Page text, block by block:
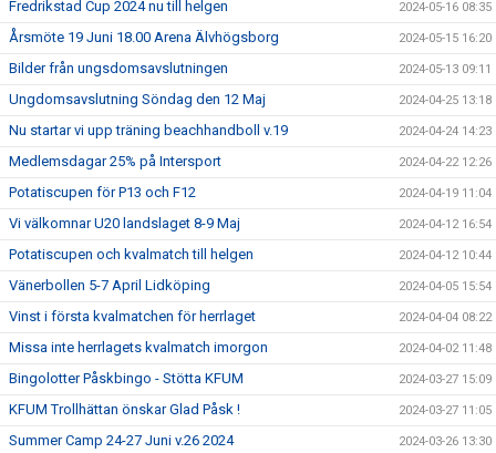
Fredrikstad Cup 2024 nu till helgen 2024-05-16 08:35
Årsmöte 19 Juni 18.00 Arena Älvhögsborg 2024-05-15 16:20
Bilder från ungsdomsavslutningen 2024-05-13 09:11
Ungdomsavslutning Söndag den 12 Maj 2024-04-25 13:18
Nu startar vi upp träning beachhandboll v.19 2024-04-24 14:23
Medlemsdagar 25% på Intersport 2024-04-22 12:26
Potatiscupen för P13 och F12 2024-04-19 11:04
Vi välkomnar U20 landslaget 8-9 Maj 2024-04-12 16:54
Potatiscupen och kvalmatch till helgen 2024-04-12 10:44
Vänerbollen 5-7 April Lidköping 2024-04-05 15:54
Vinst i första kvalmatchen för herrlaget 2024-04-04 08:22
Missa inte herrlagets kvalmatch imorgon 2024-04-02 11:48
Bingolotter Påskbingo - Stötta KFUM 2024-03-27 15:09
KFUM Trollhättan önskar Glad Påsk ! 2024-03-27 11:05
Summer Camp 24-27 Juni v.26 2024 2024-03-26 13:30